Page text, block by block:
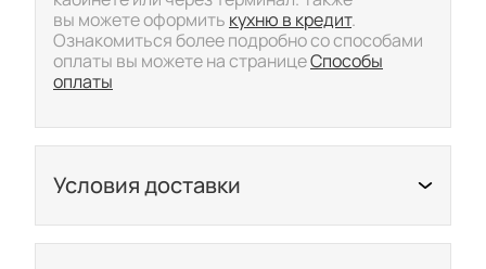
вы можете оформить кухню в кредит.
Ознакомиться более подробно со способами
оплаты вы можете на страницеСпособы
оплаты
Условия доставки Скрыть/показать